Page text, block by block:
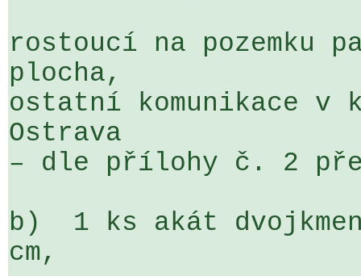
rostoucí na pozemku
plocha,
ostatní komunikace v
Ostrava
– dle přílohy č. 2
b)  1 ks akát dvojkmen
cm,